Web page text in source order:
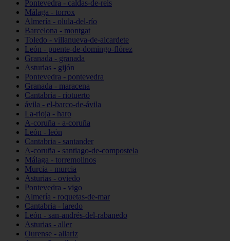
Pontevedra - caldas-de-reis
Málaga - torrox
Almería - olula-del-río
Barcelona - montgat
Toledo - villanueva-de-alcardete
León - puente-de-domingo-flórez
Granada - granada
Asturias - gijón
Pontevedra - pontevedra
Granada - maracena
Cantabria - riotuerto
ávila - el-barco-de-ávila
La-rioja - haro
A-coruña - a-coruña
León - león
Cantabria - santander
A-coruña - santiago-de-compostela
Málaga - torremolinos
Murcia - murcia
Asturias - oviedo
Pontevedra - vigo
Almería - roquetas-de-mar
Cantabria - laredo
León - san-andrés-del-rabanedo
Asturias - aller
Ourense - allariz